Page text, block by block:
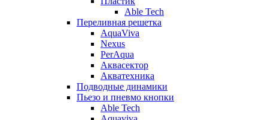
Able Tech
Переливная решетка
AquaViva
Nexus
PerAqua
Аквасектор
Акватехника
Подводные динамики
Пьезо и пневмо кнопки
Able Tech